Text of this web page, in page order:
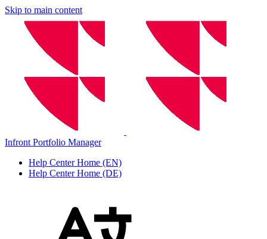
Skip to main content
Infront Portfolio Manager
Help Center Home (EN)
Help Center Home (DE)